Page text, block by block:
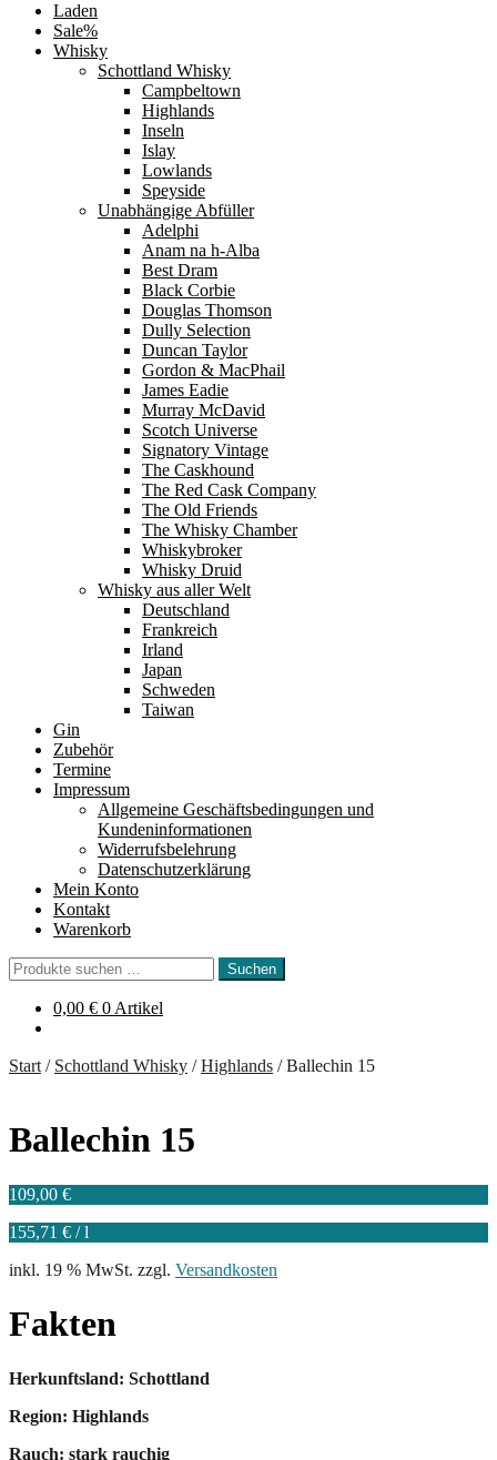
Laden
Sale%
Whisky
Schottland Whisky
Campbeltown
Highlands
Inseln
Islay
Lowlands
Speyside
Unabhängige Abfüller
Adelphi
Anam na h-Alba
Best Dram
Black Corbie
Douglas Thomson
Dully Selection
Duncan Taylor
Gordon & MacPhail
James Eadie
Murray McDavid
Scotch Universe
Signatory Vintage
The Caskhound
The Red Cask Company
The Old Friends
The Whisky Chamber
Whiskybroker
Whisky Druid
Whisky aus aller Welt
Deutschland
Frankreich
Irland
Japan
Schweden
Taiwan
Gin
Zubehör
Termine
Impressum
Allgemeine Geschäftsbedingungen und
Kundeninformationen
Widerrufsbelehrung
Datenschutzerklärung
Mein Konto
Kontakt
Warenkorb
Suchen
nach:
Suchen
0,00 € 0 Artikel
Start / Schottland Whisky /Highlands /Ballechin 15
Ballechin 15
109,00 €
155,71 € /l
inkl. 19 % MwSt. zzgl. Versandkosten
Fakten
Herkunftsland: Schottland
Region: Highlands
Rauch: stark rauchig